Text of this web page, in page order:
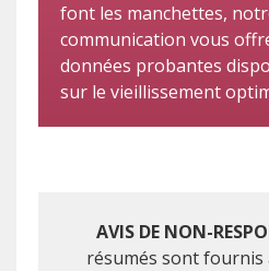
font les manchettes,
communication vous
données probantes
sur le vieillissement
AVIS DE NON-
résumés sont